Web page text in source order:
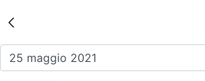
Risultati della